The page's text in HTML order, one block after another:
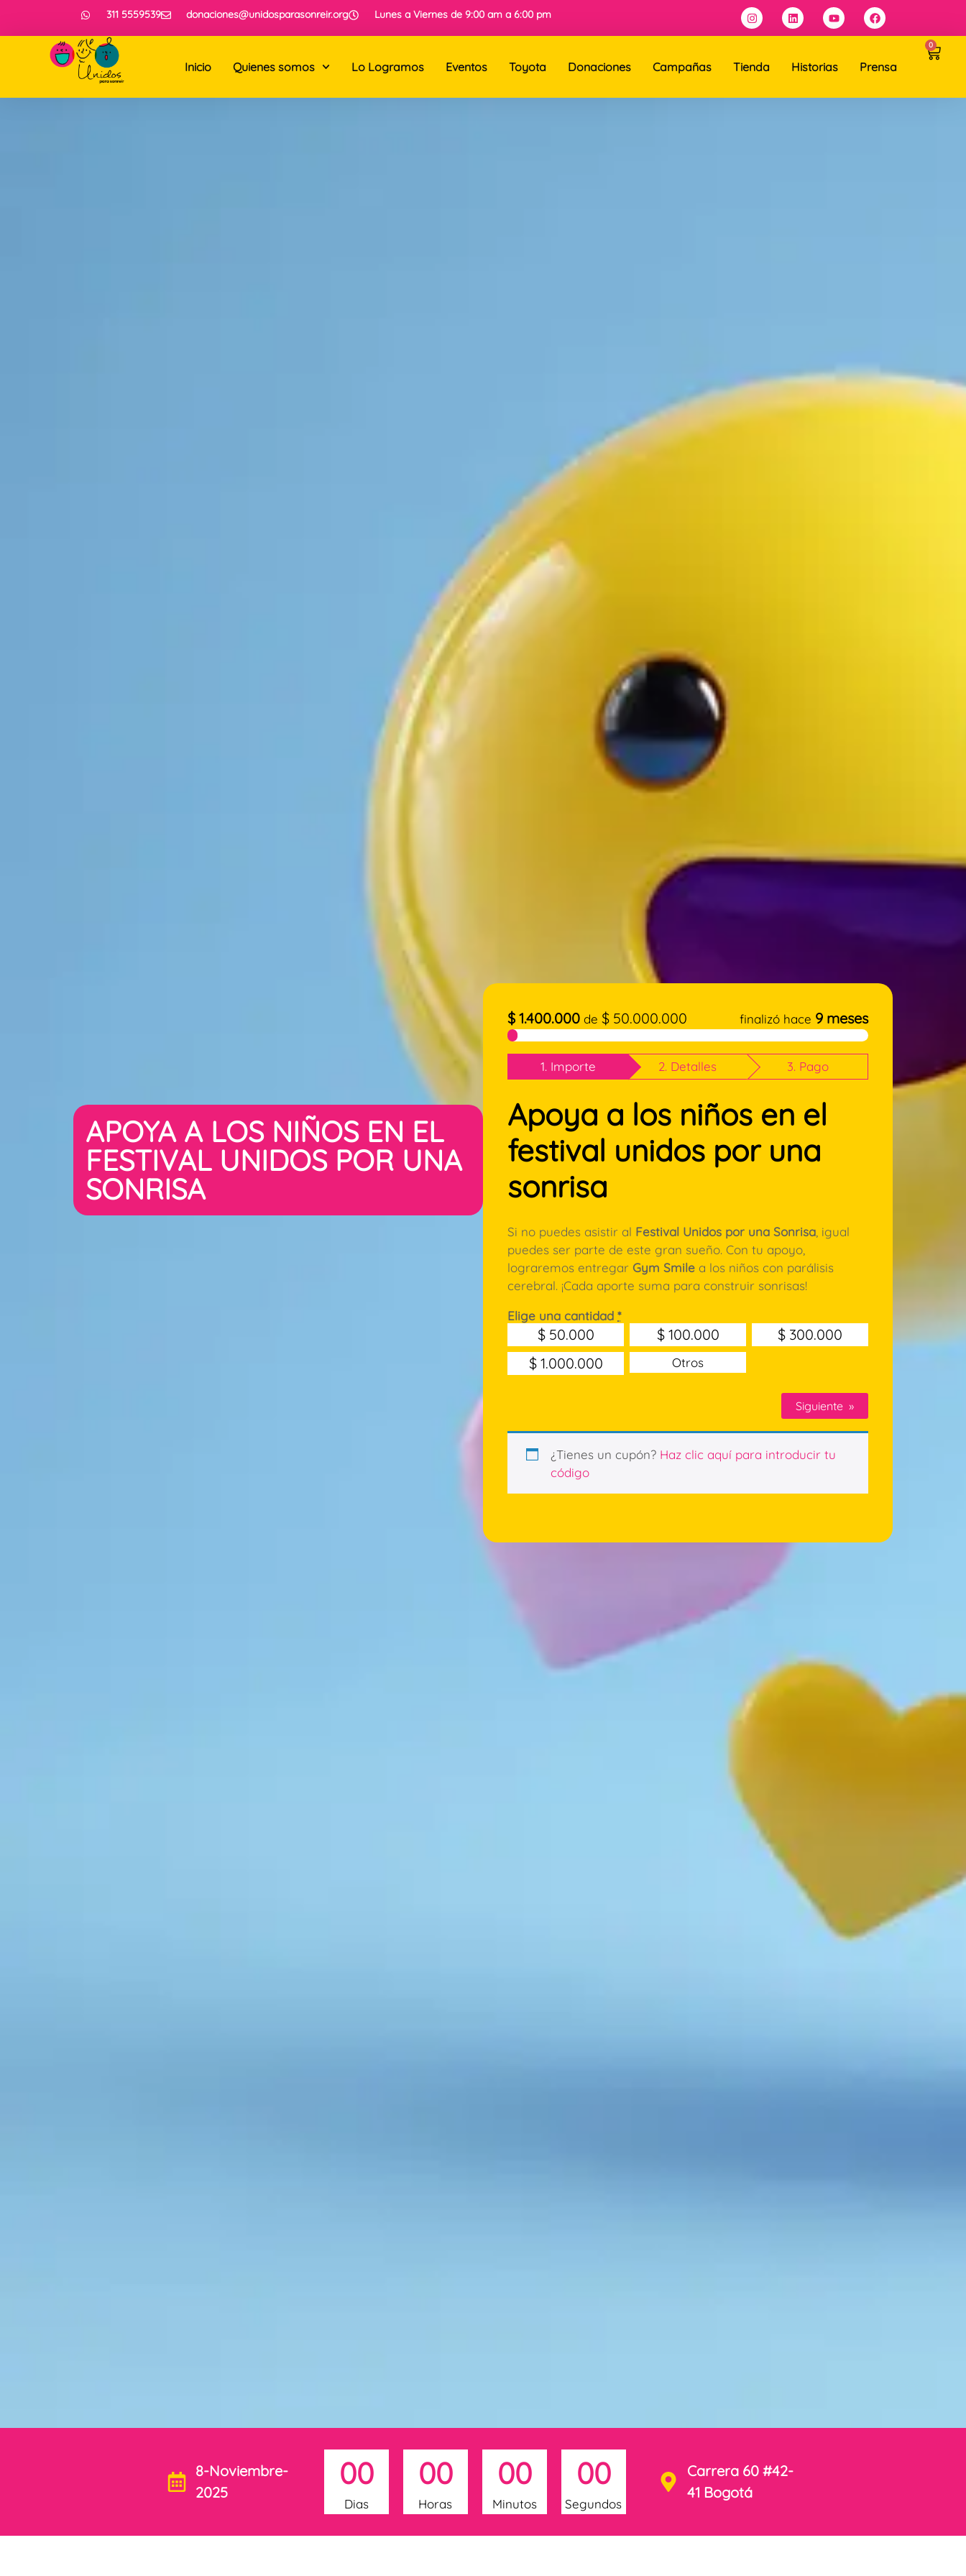
311 5559539 donaciones@unidosparasonreir.org Lunes a Viernes de 9:00 am a 6:00 pm
Inicio Quienes somos Lo Logramos Eventos Toyota Donaciones Campañas Tienda Historias Prensa
0
APOYA A LOS NIÑOS EN EL
FESTIVAL UNIDOS POR UNA
SONRISA
$ 1.400.000 de $ 50.000.000 finalizó hace 9 meses
1. Importe 2. Detalles 3. Pago
Apoya a los niños en el
festival unidos por una
sonrisa
Si no puedes asistir al Festival Unidos por una Sonrisa, igual
puedes ser parte de este gran sueño. Con tu apoyo,
lograremos entregar Gym Smile a los niños con parálisis
cerebral. ¡Cada aporte suma para construir sonrisas!
Elige una cantidad *
$50.000 $100.000 $ 300.000
$1.000.000 Otros
»
¿Tienes un cupón? Haz clic aquí para introducir tu
código
8-Noviembre-
2025
00
Dias
00
Horas
00
Minutos
00
Segundos
Carrera 60 #42-
41 Bogotá